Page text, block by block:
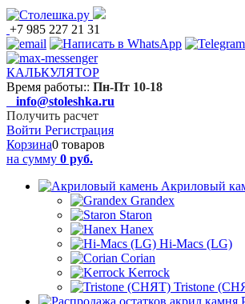
+7 985 227 21 31
КАЛЬКУЛЯТОР
Время работы:: Пн-Пт 10-18
info@stoleshka.ru
Получить расчет
Войти Регистрация
Корзина0 товаров
на сумму 0 руб.
Акриловый
Grandex
Staron
Hanex
Hi-Macs (LG)
Corian
Kerrock
Tristone